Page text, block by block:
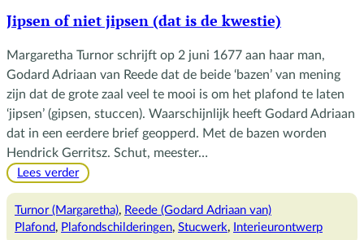
Jipsen of niet jipsen (dat is de kwestie)
Margaretha Turnor schrijft op 2 juni 1677 aan haar man,
Godard Adriaan van Reede dat de beide ‘bazen’ van mening
zijn dat de grote zaal veel te mooi is om het plafond te laten
‘jipsen’ (gipsen, stuccen). Waarschijnlijk heeft Godard Adriaan
dat in een eerdere brief geopperd. Met de bazen worden
Hendrick Gerritsz. Schut, meester…
Lees verder:
of
niet
Turnor (Margaretha), Reede (Godard Adriaan van)
Plafond, Plafondschilderingen, Stucwerk, Interieurontwerp